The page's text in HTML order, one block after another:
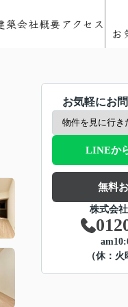
築会社概要アクセス
お
お気軽にお
LINEか
無料
株式会
（休：